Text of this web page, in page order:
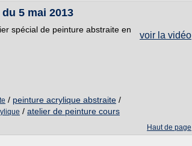
5 mai 2013
voir la vidéo
spécial de peinture abstraite en
/ peinture acrylique abstraite /
/ atelier de peinture cours
Haut de page